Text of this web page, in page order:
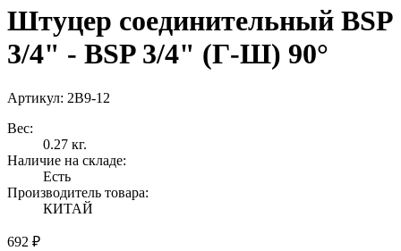
Штуцер соединительный BSP
3/4" - BSP 3/4" (Г-Ш) 90°
Артикул: 2B9-12
Вес:
0.27 кг.
Наличие на складе:
Есть
Производитель товара:
КИТАЙ
692 ₽